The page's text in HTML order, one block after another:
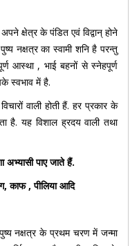
क्षेत्र के पंडित एवं विद्वान् होने
नक्षत्र का स्वामी शनि है परन्तु
आस्था , भाई बहनों से स्नेहपूर्ण
स्वभाव में है.
वाली होती हैं. हर प्रकार के
है. यह विशाल ह्रदय वाली तथा
पाए जाते हैं.
काफ , पीलिया आदि
नक्षत्र के प्रथम चरण में जन्मा